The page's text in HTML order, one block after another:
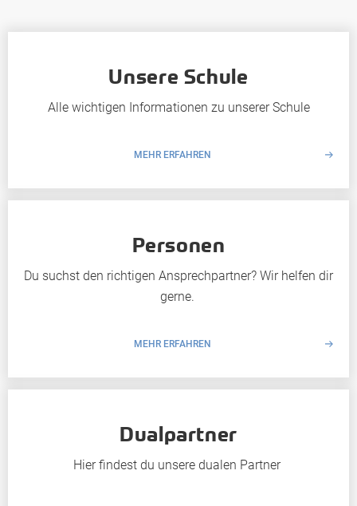
Unsere Schule
Alle wichtigen Informationen zu unserer Schule
MEHR ERFAHREN
Personen
Du suchst den richtigen Ansprechpartner? Wir helfen dir
gerne.
MEHR ERFAHREN
Dualpartner
Hier findest du unsere dualen Partner